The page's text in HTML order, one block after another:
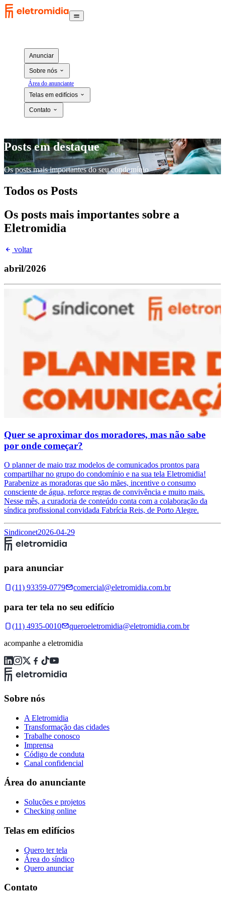
Anunciar
Sobre nós
Área do anunciante
Telas em edifícios
Contato
Posts em destaque
Os posts mais importantes do seu condomínio
Todos os Posts
Os posts mais importantes sobre a
Eletromidia
voltar
abril/2026
Quer se aproximar dos moradores, mas não sabe
por onde começar?
O planner de maio traz modelos de comunicados prontos para
compartilhar no grupo do condomínio e na sua tela Eletromidia!
Parabenize as moradoras que são mães, incentive o consumo
consciente de água, reforce regras de convivência e muito mais.
Nesse mês, a curadoria de conteúdo conta com a colaboração da
síndica profissional convidada Fabrícia Reis, de Porto Alegre.
Sindiconet2026-04-29
para anunciar
(11) 93359-0779 comercial@eletromidia.com.br
para ter tela no seu edifício
(11) 4935-0010
queroeletromidia@eletromidia.com.br
acompanhe a eletromidia
Sobre nós
A Eletromidia
Transformação das cidades
Trabalhe conosco
Imprensa
Código de conduta
Canal confidencial
Área do anunciante
Soluções e projetos
Checking online
Telas em edifícios
Quero ter tela
Área do síndico
Quero anunciar
Contato